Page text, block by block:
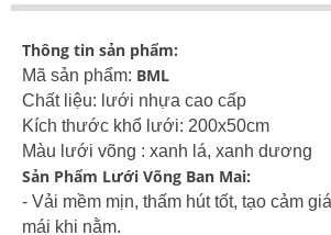
Thông tin sản phẩm:
Mã sản phẩm: BML
Chất liệu: lưới nhựa cao cấp
Kích thước khổ lưới: 200x50cm
Màu lưới võng : xanh lá, xanh dương
Sản Phẩm Lưới Võng Ban Mai:
- Vải mềm mịn, thấm hút tốt, tạo cảm
mái khi nằm.